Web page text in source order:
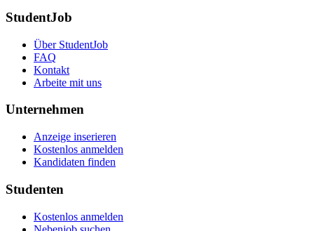
StudentJob
Über StudentJob
FAQ
Kontakt
Arbeite mit uns
Unternehmen
Anzeige inserieren
Kostenlos anmelden
Kandidaten finden
Studenten
Kostenlos anmelden